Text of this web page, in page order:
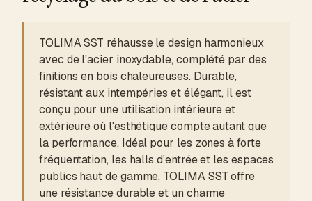
TOLIMA SST réhausse le design harmonieux
avec de l'acier inoxydable, complété par des
finitions en bois chaleureuses. Durable,
résistant aux intempéries et élégant, il est
conçu pour une utilisation intérieure et
extérieure où l'esthétique compte autant que
la performance. Idéal pour les zones à forte
fréquentation, les halls d'entrée et les espaces
publics haut de gamme, TOLIMA SST offre
une résistance durable et un charme